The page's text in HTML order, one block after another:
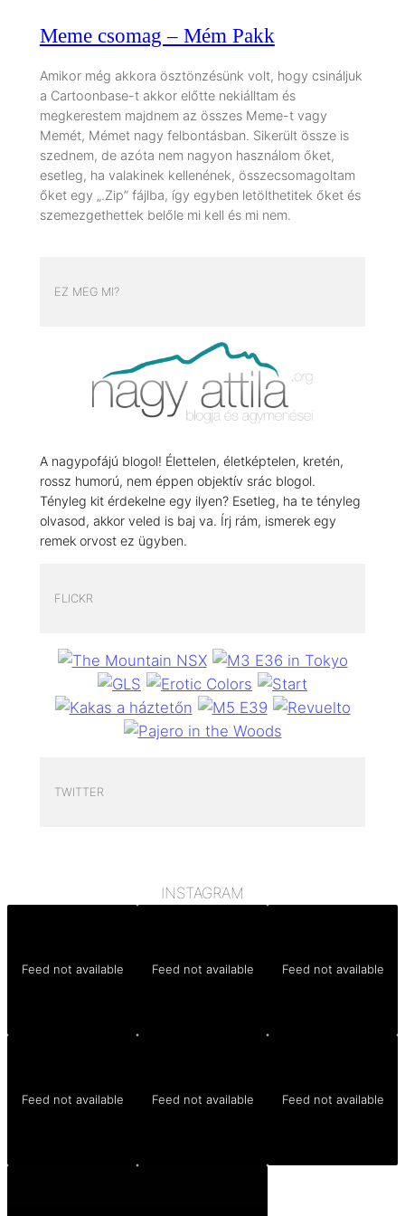
Meme csomag – Mém Pakk
Amikor még akkora ösztönzésünk volt, hogy csináljuk
a Cartoonbase-t akkor előtte nekiálltam és
megkerestem majdnem az összes Meme-t vagy
Memét, Mémet nagy felbontásban. Sikerült össze is
szednem, de azóta nem nagyon használom őket,
esetleg, ha valakinek kellenének, összecsomagoltam
őket egy „.Zip” fájlba, így egyben letölthetitek őket és
szemezgethettek belőle mi kell és mi nem.
EZ MEG MI?
A nagypofájú blogol! Élettelen, életképtelen, kretén,
rossz humorú, nem éppen objektív srác blogol.
Tényleg kit érdekelne egy ilyen? Esetleg, ha te tényleg
olvasod, akkor veled is baj va. Írj rám, ismerek egy
remek orvost ez ügyben.
FLICKR
TWITTER
INSTAGRAM
Feed not available Feed not available Feed not available
Feed not available Feed not available Feed not available